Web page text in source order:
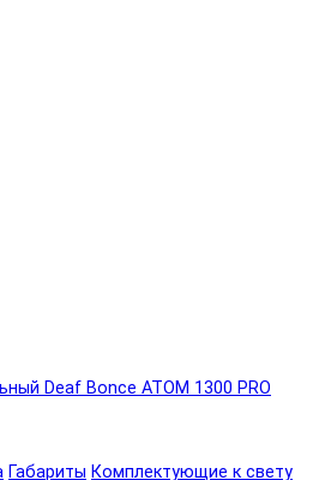
Deaf Bonce ATOM 1300 PRO
Габариты Комплектующие к свету